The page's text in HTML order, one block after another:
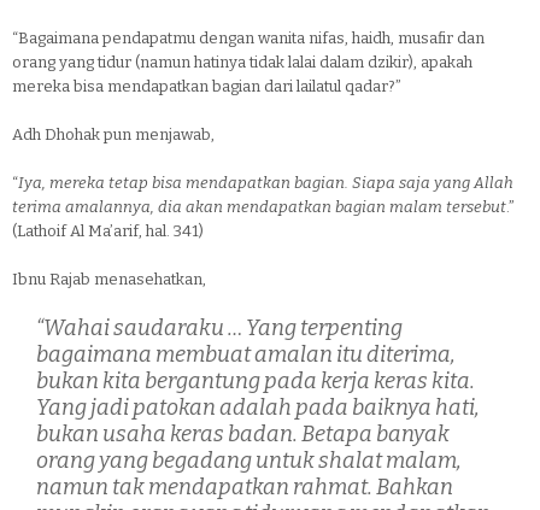
“Bagaimana pendapatmu dengan wanita nifas, haidh, musafir dan
orang yang tidur (namun hatinya tidak lalai dalam dzikir), apakah
mereka bisa mendapatkan bagian dari lailatul qadar?”
Adh Dhohak pun menjawab,
“Iya, mereka tetap bisa mendapatkan bagian. Siapa saja yang Allah
terima amalannya, dia akan mendapatkan bagian malam tersebut.”
(Lathoif Al Ma’arif, hal. 341)
Ibnu Rajab menasehatkan,
“Wahai saudaraku … Yang terpenting
bagaimana membuat amalan itu diterima,
bukan kita bergantung pada kerja keras kita.
Yang jadi patokan adalah pada baiknya hati,
bukan usaha keras badan. Betapa banyak
orang yang begadang untuk shalat malam,
namun tak mendapatkan rahmat. Bahkan